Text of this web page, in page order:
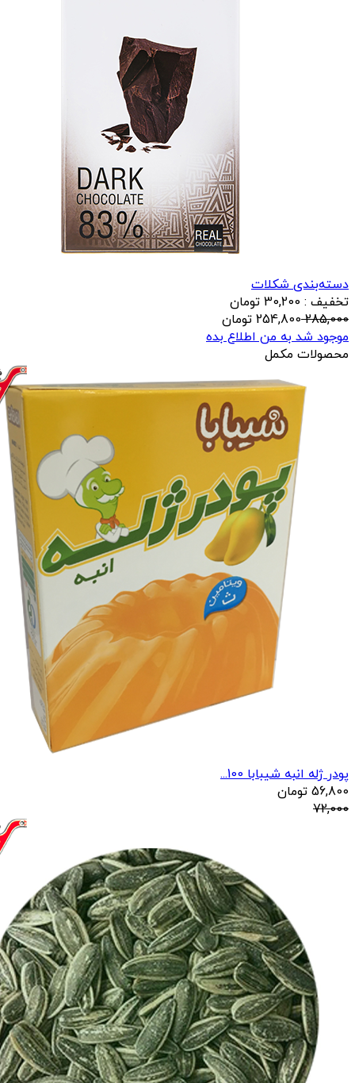
دسته‌بندی شکلات
تخفیف : 30,200 تومان
285,000
254,800 تومان
موجود شد به من اطلاع بده
محصولات مکمل
پودر ژله انبه شیبابا 100...
56,800 تومان
72,000